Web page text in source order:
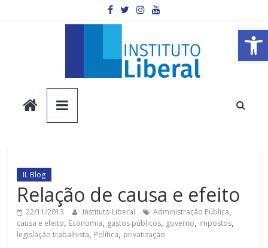
Barra de Ferramentas Aberta
Instituto
Liberal
é
a
parte
mais
importante
da
IL Blog
Relação de causa e efeito
22/11/2013 Instituto Liberal Administração Pública,
causa e efeito, Economia, gastos públicos, governo, impostos,
legislação trabalhista, Política, privatização